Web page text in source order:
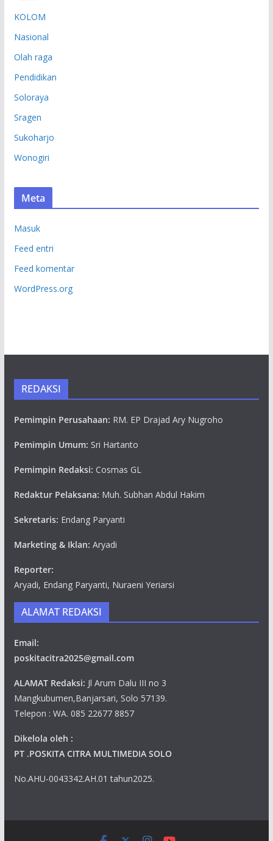
KOLOM
Nasional
Olah raga
Pendidikan
Soloraya
Sragen
Sukoharjo
Wonogiri
Meta
Masuk
Feed entri
Feed komentar
WordPress.org
REDAKSI
Pemimpin Perusahaan: RM. EP Drajad Ary Nugroho
Pemimpin Umum: Sri Hartanto
Pemimpin Redaksi: Cosmas GL
Redaktur Pelaksana: Muh. Subhan Abdul Hakim
Sekretaris: Endang Paryanti
Marketing & Iklan: Aryadi
Reporter:
Aryadi, Endang Paryanti, Nuraeni Yeriarsi
ALAMAT REDAKSI
Email:
poskitacitra2025@gmail.com
ALAMAT Redaksi: Jl Arum Dalu III no 3
Mangkubumen,Banjarsari, Solo 57139.
Telepon : WA. 085 22677 8857
Dikelola oleh :
PT .POSKITA CITRA MULTIMEDIA SOLO
No.AHU-0043342.AH.01 tahun2025.